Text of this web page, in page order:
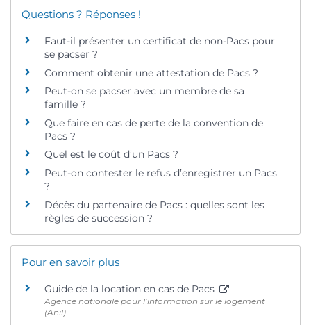
Questions ? Réponses !
Faut-il présenter un certificat de non-Pacs pour
se pacser ?
Comment obtenir une attestation de Pacs ?
Peut-on se pacser avec un membre de sa
famille ?
Que faire en cas de perte de la convention de
Pacs ?
Quel est le coût d’un Pacs ?
Peut-on contester le refus d’enregistrer un Pacs
?
Décès du partenaire de Pacs : quelles sont les
règles de succession ?
Pour en savoir plus
Guide de la location en cas de Pacs
Agence nationale pour l’information sur le logement
(Anil)